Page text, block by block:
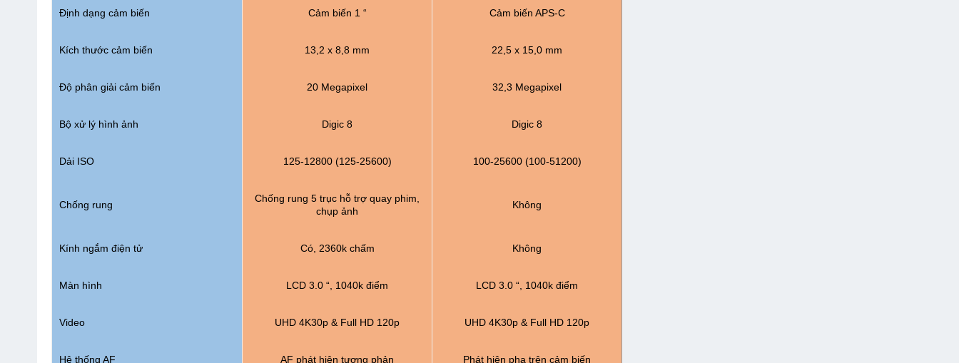
Định dạng cảm biến Cảm biến 1 “ Cảm biến APS-C
Kích thước cảm biến 13,2 x 8,8 mm 22,5 x 15,0 mm
Độ phân giải cảm biến 20 Megapixel 32,3 Megapixel
Bộ xử lý hình ảnh Digic 8 Digic 8
Dải ISO 125-12800 (125-25600) 100-25600 (100-51200)
Chống rung
Chống rung 5 trục hỗ trợ quay phim,
chụp ảnh
Không
Kính ngắm điện tử Có, 2360k chấm Không
Màn hình LCD 3.0 “, 1040k điểm LCD 3.0 “, 1040k điểm
Video UHD 4K30p & Full HD 120p UHD 4K30p & Full HD 120p
Hệ thống AF AF phát hiện tương phản Phát hiện pha trên cảm biến